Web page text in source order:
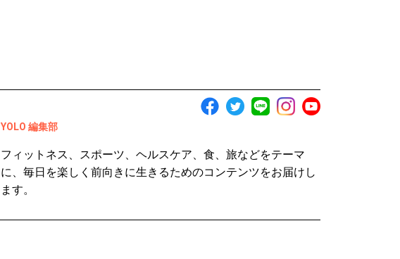
YOLO 編集部
フィットネス、スポーツ、ヘルスケア、食、旅などをテーマ
に、毎日を楽しく前向きに生きるためのコンテンツをお届けし
ます。